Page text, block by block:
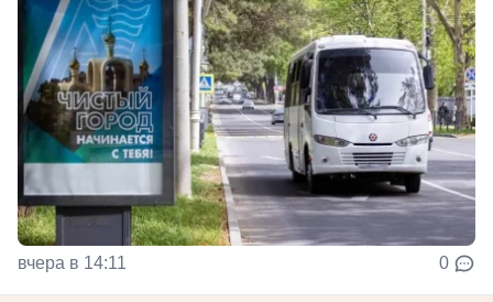
вчера в 14:11 0